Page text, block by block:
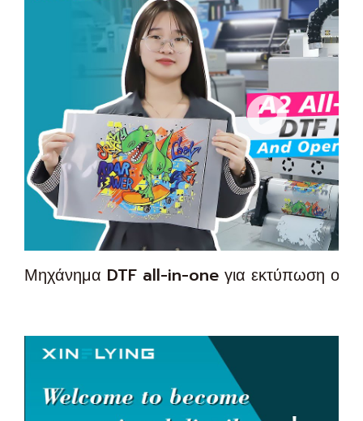
Μηχάνημα DTF all-in-one για εκτύπωση